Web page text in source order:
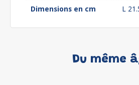
Dimensions en cm
L
Du même